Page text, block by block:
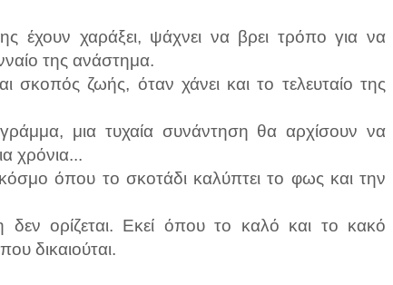
έχουν χαράξει, ψάχνει να βρει τρόπο για να
της ανάστημα.
σκοπός ζωής, όταν χάνει και το τελευταίο της
μια τυχαία συνάντηση θα αρχίσουν να
χρόνια...
όπου το σκοτάδι καλύπτει το φως και την
ορίζεται. Εκεί όπου το καλό και το κακό
δικαιούται.